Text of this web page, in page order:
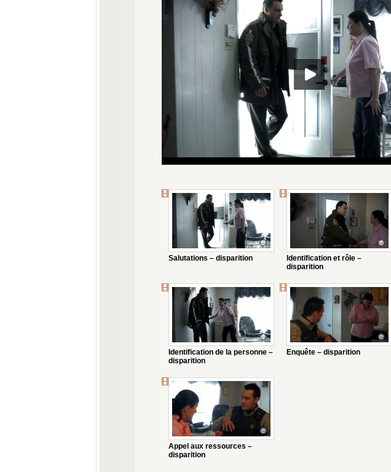
Salutations – disparition
Identification et rôle –
disparition
Identification de la personne –
disparition
Enquête – disparition
Appel aux ressources –
disparition